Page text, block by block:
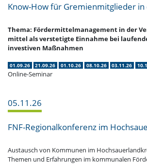
Know-How für Gremi­en­mit­glieder
Thema: Förder­mit­tel­ma­nagement in der
mittel als verste­tigte Einnahme bei
inves­tiven Maßnahmen
01.09.26 21.09.26 01.10.26 08.10.26 03.11.26
Online-Seminar
05.11.26
FNF-Regio­nal­­kon­­­ferenz im
Austausch von Kommunen im
Themen und Erfah­rungen im kommu­nalen